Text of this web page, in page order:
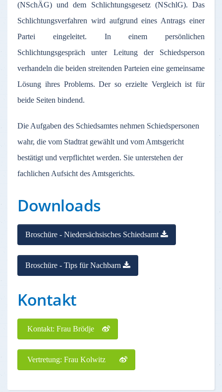
(NSchÄG) und dem Schlichtungsgesetz (NSchlG). Das
Schlichtungsverfahren wird aufgrund eines Antrags einer
Partei eingeleitet. In einem persönlichen
Schlichtungsgespräch unter Leitung der Schiedsperson
verhandeln die beiden streitenden Parteien eine gemeinsame
Lösung ihres Problems. Der so erzielte Vergleich ist für
beide Seiten bindend.
Die Aufgaben des Schiedsamtes nehmen Schiedspersonen
wahr, die vom Stadtrat gewählt und vom Amtsgericht
bestätigt und verpflichtet werden. Sie unterstehen der
fachlichen Aufsicht des Amtsgerichts.
Downloads
Broschüre - Niedersächsisches Schiedsamt
Broschüre - Tips für Nachbarn
Kontakt
Kontakt: Frau Brödje
Vertretung: Frau Kolwitz